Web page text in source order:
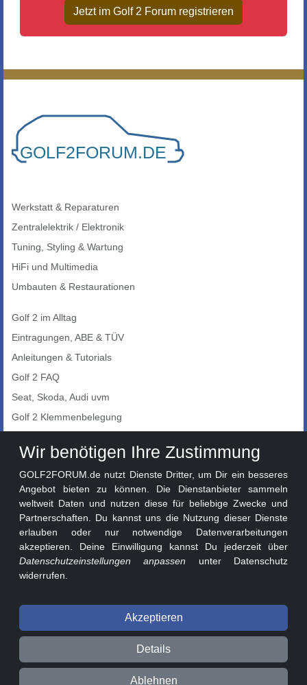
Jetzt im Golf 2 Forum registrieren
Werkstatt & Reparaturen
Zentralelektrik / Elektronik
Tuning, Styling & Wartung
HiFi und Multimedia
Umbauten & Restaurationen
Golf 2 im Alltag
Eintragungen, ABE & TÜV
Anleitungen & Tutorials
Golf 2 FAQ
Seat, Skoda, Audi uvm
Golf 2 Klemmenbelegung
Auto-Showroom
Golf 2 Lackcodes
Sonderversionen
Sonstige Marken
© 2026 GOLF2FORUM - Volkswagen Golf II Forum seit 2010 ❤️
Beitragsregeln Datenschutz Impressum
Wir benötigen Ihre Zustimmung
GOLF2FORUM.de nutzt Dienste Dritter, um Dir ein besseres
Angebot bieten zu können. Die Dienstanbieter sammeln
weltweit Daten und nutzen diese für beliebige Zwecke und
Partnerschaften. Du kannst uns die Nutzung dieser Dienste
erlauben oder nur notwendige Datenverarbeitungen
akzeptieren. Deine Einwilligung kannst Du jederzeit über
Datenschutzeinstellungen anpassen unter Datenschutz
widerrufen.
Akzeptieren
Details
Ablehnen